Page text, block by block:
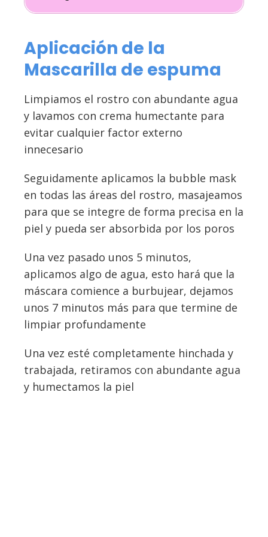
Aplicación de la
Mascarilla de espuma
Limpiamos el rostro con abundante agua
y lavamos con crema humectante para
evitar cualquier factor externo
innecesario
Seguidamente aplicamos la bubble mask
en todas las áreas del rostro, masajeamos
para que se integre de forma precisa en la
piel y pueda ser absorbida por los poros
Una vez pasado unos 5 minutos,
aplicamos algo de agua, esto hará que la
máscara comience a burbujear, dejamos
unos 7 minutos más para que termine de
limpiar profundamente
Una vez esté completamente hinchada y
trabajada, retiramos con abundante agua
y humectamos la piel